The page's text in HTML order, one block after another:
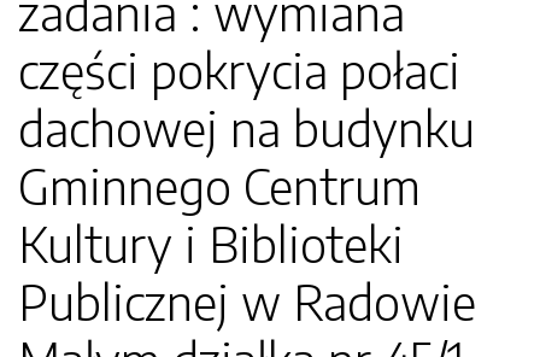
zadania : wymiana
części pokrycia połaci
dachowej na budynku
Gminnego Centrum
Kultury i Biblioteki
Publicznej w Radowie